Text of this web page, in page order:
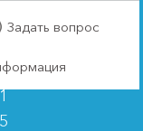
Задать вопрос